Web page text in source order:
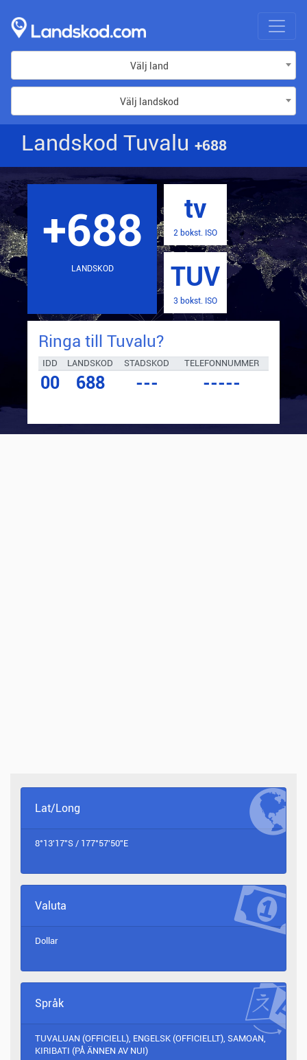
Välj land
Välj landskod
Landskod Tuvalu +688
+688
LANDSKOD
tv
2 bokst. ISO
TUV
3 bokst. ISO
Ringa till Tuvalu?
IDD LANDSKOD STADSKOD TELEFONNUMMER
00 688 --- -----
Lat/Long
8°13'17"S / 177°57'50"E
Valuta
Dollar
Språk
TUVALUAN (OFFICIELL), ENGELSK (OFFICIELLT), SAMOAN,
KIRIBATI (PÅ ÄNNEN AV NUI)